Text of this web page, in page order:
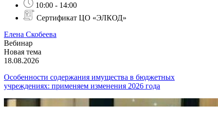
10:00 - 14:00
Сертификат ЦО «ЭЛКОД»
Елена Скобеева
Вебинар
Новая тема
18.08.2026
Особенности содержания имущества в бюджетных
учреждениях: применяем изменения 2026 года